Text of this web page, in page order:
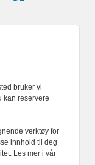
vår.
det fulle
eller
bruker vi
kan reservere
verktøy for
innhold til deg
Les mer i vår